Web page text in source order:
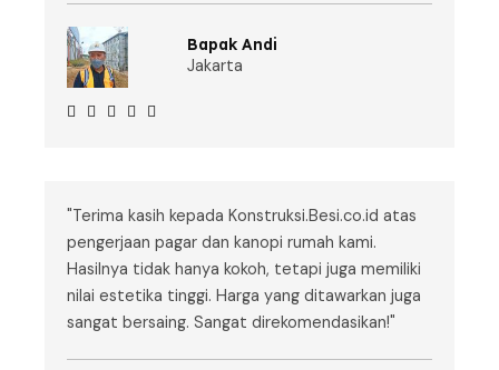
Bapak Andi
Jakarta
    
"Terima kasih kepada Konstruksi.Besi.co.id atas
pengerjaan pagar dan kanopi rumah kami.
Hasilnya tidak hanya kokoh, tetapi juga memiliki
nilai estetika tinggi. Harga yang ditawarkan juga
sangat bersaing. Sangat direkomendasikan!"